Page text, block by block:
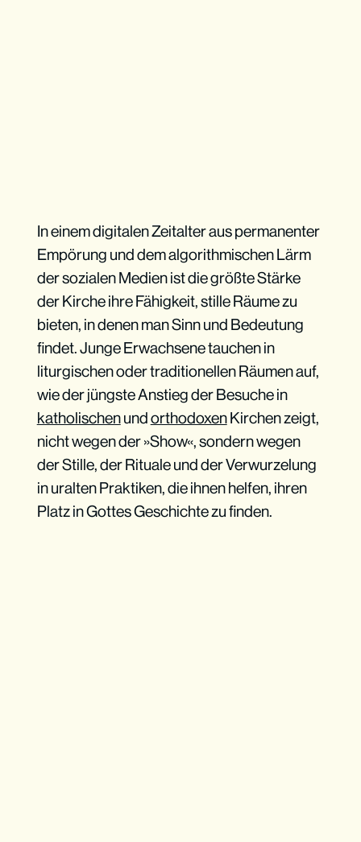
In einem digitalen Zeitalter aus permanenter
Empörung und dem algorithmischen Lärm
der sozialen Medien ist die größte Stärke
der Kirche ihre Fähigkeit, stille Räume zu
bieten, in denen man Sinn und Bedeutung
findet. Junge Erwachsene tauchen in
liturgischen oder traditionellen Räumen auf,
wie der jüngste Anstieg der Besuche in
katholischenundorthodoxenKirchen zeigt,
nicht wegen der »Show«, sondern wegen
der Stille, der Rituale und der Verwurzelung
in uralten Praktiken, die ihnen helfen, ihren
Platz in Gottes Geschichte zu finden.